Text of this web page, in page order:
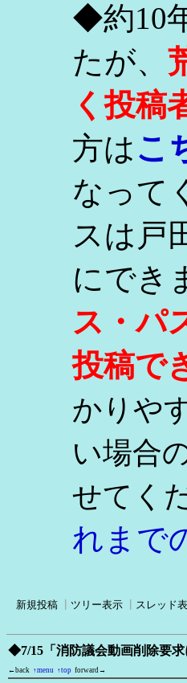
◆約10
たが、
く投稿
方はこ
なって
スは戸
にでき
ス・パ
投稿で
かりや
い場合
せてく
れまで
新規投稿 ツリー表示 スレッド
◆7/15「消防議会動画削除要
←back ↑menu ↑top forward→